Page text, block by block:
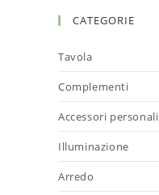
CATEGORIE
Tavola
Complementi
Accessori personali
Illuminazione
Arredo